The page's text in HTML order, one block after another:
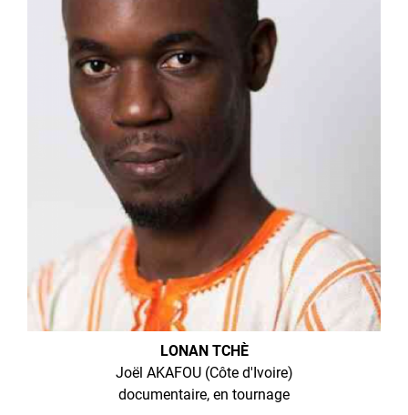
LONAN TCHÈ
Joël AKAFOU (Côte d'Ivoire)
documentaire, en tournage